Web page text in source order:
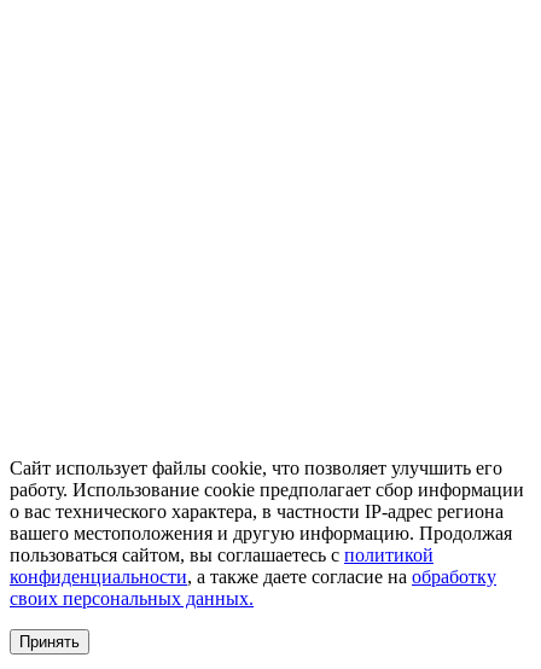
Сайт использует файлы cookie, что позволяет улучшить его
работу. Использование cookie предполагает сбор информации
о вас технического характера, в частности IP-адрес региона
вашего местоположения и другую информацию. Продолжая
пользоваться сайтом, вы соглашаетесь с политикой
конфиденциальности, а также даете согласие на обработку
своих персональных данных.
Принять